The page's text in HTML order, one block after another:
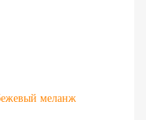
меланж